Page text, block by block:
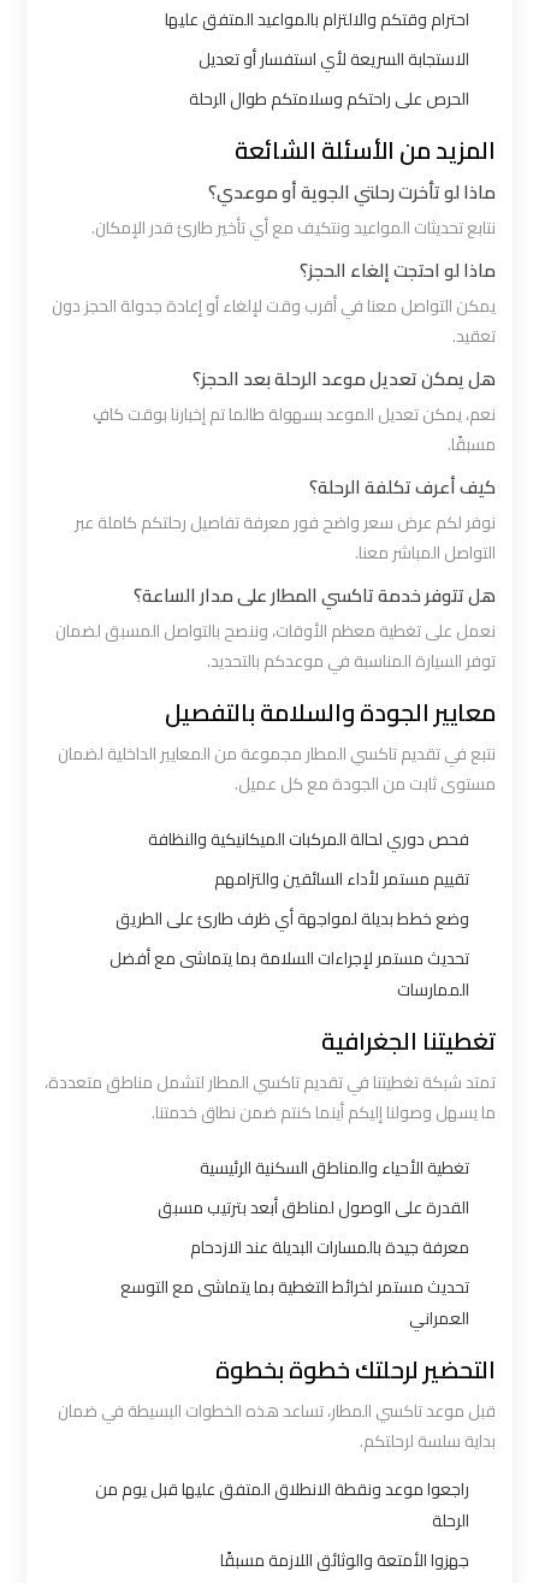
احترام وقتكم والالتزام بالمواعيد المتفق عليها
الاستجابة السريعة لأي استفسار أو تعديل
الحرص على راحتكم وسلامتكم طوال الرحلة
المزيد من الأسئلة الشائعة
ماذا لو تأخرت رحلتي الجوية أو موعدي؟
نتابع تحديثات المواعيد ونتكيف مع أي تأخير طارئ قدر الإمكان.
ماذا لو احتجت إلغاء الحجز؟
يمكن التواصل معنا في أقرب وقت لإلغاء أو إعادة جدولة الحجز دون
تعقيد.
هل يمكن تعديل موعد الرحلة بعد الحجز؟
نعم، يمكن تعديل الموعد بسهولة طالما تم إخبارنا بوقت كافٍ
مسبقًا.
كيف أعرف تكلفة الرحلة؟
نوفر لكم عرض سعر واضح فور معرفة تفاصيل رحلتكم كاملة عبر
التواصل المباشر معنا.
هل تتوفر خدمة تاكسي المطار على مدار الساعة؟
نعمل على تغطية معظم الأوقات، وننصح بالتواصل المسبق لضمان
توفر السيارة المناسبة في موعدكم بالتحديد.
معايير الجودة والسلامة بالتفصيل
نتبع في تقديم تاكسي المطار مجموعة من المعايير الداخلية لضمان
مستوى ثابت من الجودة مع كل عميل.
فحص دوري لحالة المركبات الميكانيكية والنظافة
تقييم مستمر لأداء السائقين والتزامهم
وضع خطط بديلة لمواجهة أي ظرف طارئ على الطريق
تحديث مستمر لإجراءات السلامة بما يتماشى مع أفضل
الممارسات
تغطيتنا الجغرافية
تمتد شبكة تغطيتنا في تقديم تاكسي المطار لتشمل مناطق متعددة،
ما يسهل وصولنا إليكم أينما كنتم ضمن نطاق خدمتنا.
تغطية الأحياء والمناطق السكنية الرئيسية
القدرة على الوصول لمناطق أبعد بترتيب مسبق
معرفة جيدة بالمسارات البديلة عند الازدحام
تحديث مستمر لخرائط التغطية بما يتماشى مع التوسع
العمراني
التحضير لرحلتك خطوة بخطوة
قبل موعد تاكسي المطار، تساعد هذه الخطوات البسيطة في ضمان
بداية سلسة لرحلتكم.
راجعوا موعد ونقطة الانطلاق المتفق عليها قبل يوم من
الرحلة
جهزوا الأمتعة والوثائق اللازمة مسبقًا
ليموزين
الغردقة
ليموزين
مرسي
مطروح
ليموزين
ليموزين
العرب
الغردقة
ليموزين
اسكندرية
القاهرة
ليموزين
العرب
الشيخ